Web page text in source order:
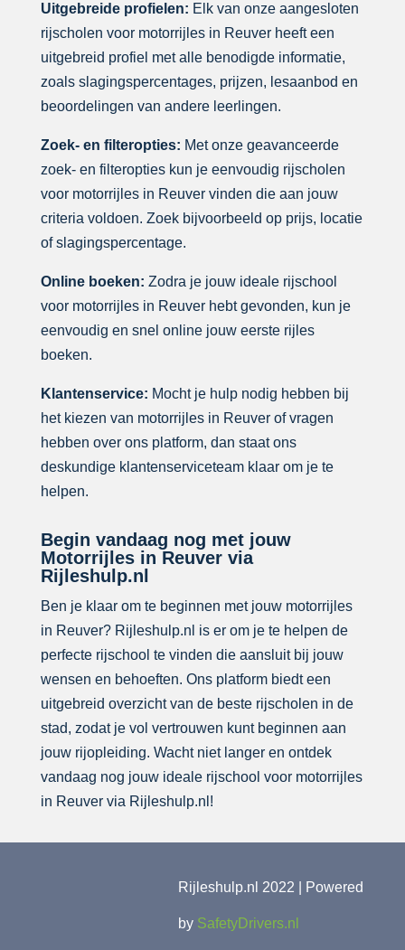
Uitgebreide profielen: Elk van onze aangesloten
rijscholen voor motorrijles in Reuver heeft een
uitgebreid profiel met alle benodigde informatie,
zoals slagingspercentages, prijzen, lesaanbod en
beoordelingen van andere leerlingen.
Zoek- en filteropties: Met onze geavanceerde
zoek- en filteropties kun je eenvoudig rijscholen
voor motorrijles in Reuver vinden die aan jouw
criteria voldoen. Zoek bijvoorbeeld op prijs, locatie
of slagingspercentage.
Online boeken: Zodra je jouw ideale rijschool
voor motorrijles in Reuver hebt gevonden, kun je
eenvoudig en snel online jouw eerste rijles
boeken.
Klantenservice: Mocht je hulp nodig hebben bij
het kiezen van motorrijles in Reuver of vragen
hebben over ons platform, dan staat ons
deskundige klantenserviceteam klaar om je te
helpen.
Begin vandaag nog met jouw
Motorrijles in Reuver via
Rijleshulp.nl
Ben je klaar om te beginnen met jouw motorrijles
in Reuver? Rijleshulp.nl is er om je te helpen de
perfecte rijschool te vinden die aansluit bij jouw
wensen en behoeften. Ons platform biedt een
uitgebreid overzicht van de beste rijscholen in de
stad, zodat je vol vertrouwen kunt beginnen aan
jouw rijopleiding. Wacht niet langer en ontdek
vandaag nog jouw ideale rijschool voor motorrijles
in Reuver via Rijleshulp.nl!
Rijleshulp.nl 2022 | Powered
by SafetyDrivers.nl